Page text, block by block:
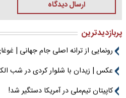
ارسال دیدگاه
پربازدیدترین
رونمایی از ترانه اصلی جام جهانی |
عکس | زیدان با شلوار کردی در شب
کاپیتان تیم‌ملی در آمریکا دستگیر شد!